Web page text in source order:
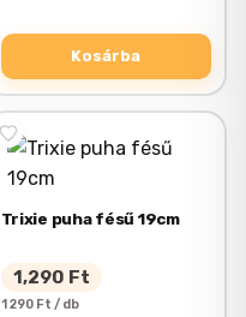
Kosárba
Trixie puha fésű 19cm
1,290 Ft
1 290 Ft / db